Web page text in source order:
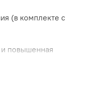
(в комплекте с
повышенная